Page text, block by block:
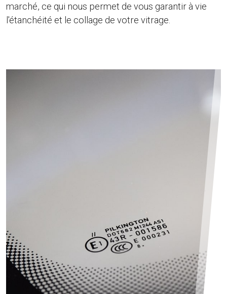
marché, ce qui nous permet de vous garantir à vie
l'étanchéité et le collage de votre vitrage.